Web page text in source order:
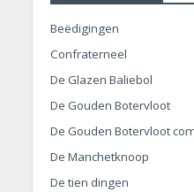
Beëdigingen
Confraterneel
De Glazen Baliebol
De Gouden Botervloot
De Gouden Botervloot
De Manchetknoop
De tien dingen